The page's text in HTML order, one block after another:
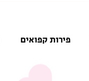
פירות קפואים